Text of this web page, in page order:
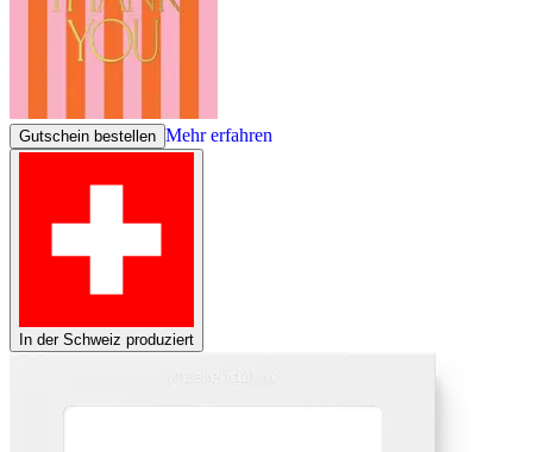
Gutschein bestellen Mehr erfahren
In der Schweiz produziert